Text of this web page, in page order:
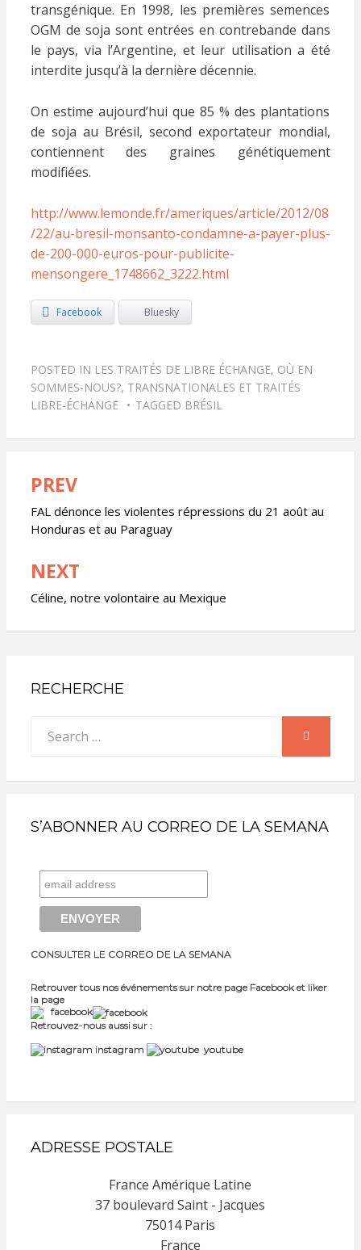
transgénique. En 1998, les premières semences
OGM de soja sont entrées en contrebande dans
le pays, via l’Argentine, et leur utilisation a été
interdite jusqu’à la dernière décennie.
On estime aujourd’hui que 85 % des plantations
de soja au Brésil, second exportateur mondial,
contiennent des graines génétiquement
modifiées.
http://www.lemonde.fr/ameriques/article/2012/08
/22/au-bresil-monsanto-condamne-a-payer-plus-
de-200-000-euros-pour-publicite-
mensongere_1748662_3222.html
Facebook Bluesky
POSTED IN LES TRAITÉS DE LIBRE ÉCHANGE, OÙ EN
SOMMES-NOUS?, TRANSNATIONALES ET TRAITÉS
LIBRE-ÉCHANGE
TAGGED BRÉSIL
Navigation
de
l’article
PREV
FAL dénonce les violentes répressions du 21 août au
Honduras et au Paraguay
NEXT
Céline, notre volontaire au Mexique
RECHERCHE
for:
SEARCH
S’ABONNER AU CORREO DE LA SEMANA
CONSULTER LE CORREO DE LA SEMANA
Retrouver tous nos événements sur notre page Facebook et liker
la page
facebook
Retrouvez-nous aussi sur :
instagram
youtube
ADRESSE POSTALE
France Amérique Latine
37 boulevard Saint - Jacques
75014 Paris
France